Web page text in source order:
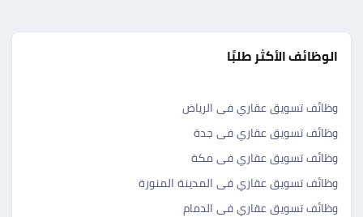
الوظائف الأكثر طلبًا
وظائف تسويق عقاري فى الرياض
وظائف تسويق عقاري فى جدة
وظائف تسويق عقاري فى مكة
وظائف تسويق عقاري فى المدينة المنورة
وظائف تسويق عقاري فى الدمام